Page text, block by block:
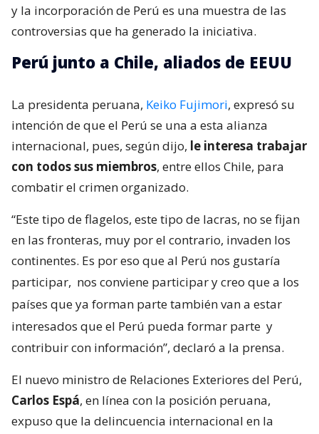
y la incorporación de Perú es una muestra de las
controversias que ha generado la iniciativa.
Perú junto a Chile, aliados de EEUU
La presidenta peruana, Keiko Fujimori, expresó su
intención de que el Perú se una a esta alianza
internacional, pues, según dijo, le interesa trabajar
con todos sus miembros, entre ellos Chile, para
combatir el crimen organizado.
“Este tipo de flagelos, este tipo de lacras, no se fijan
en las fronteras, muy por el contrario, invaden los
continentes. Es por eso que al Perú nos gustaría
participar, nos conviene participar y creo que a los
países que ya forman parte también van a estar
interesados que el Perú pueda formar parte y
contribuir con información”, declaró a la prensa.
El nuevo ministro de Relaciones Exteriores del Perú,
Carlos Espá, en línea con la posición peruana,
expuso que la delincuencia internacional en la